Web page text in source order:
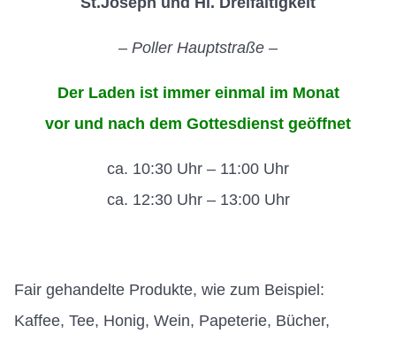
– Poller Hauptstraße –
Der Laden ist immer einmal im Monat
vor und nach dem Gottesdienst geöffnet
ca. 10:30 Uhr – 11:00 Uhr
ca. 12:30 Uhr – 13:00 Uhr
Fair gehandelte Produkte, wie zum Beispiel:
Kaffee, Tee, Honig, Wein, Papeterie, Bücher,